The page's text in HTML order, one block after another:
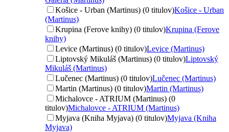
Košice - Urban (Martinus) (0 titulov)Košice - Urban
(Martinus)
Krupina (Ferove knihy) (0 titulov)Krupina (Ferove
knihy)
Levice (Martinus) (0 titulov)Levice (Martinus)
Liptovský Mikuláš (Martinus) (0 titulov)Liptovský
Mikuláš (Martinus)
Lučenec (Martinus) (0 titulov)Lučenec (Martinus)
Martin (Martinus) (0 titulov)Martin (Martinus)
Michalovce - ATRIUM (Martinus) (0
titulov)Michalovce - ATRIUM (Martinus)
Myjava (Kniha Myjava) (0 titulov)Myjava (Kniha
Myjava)